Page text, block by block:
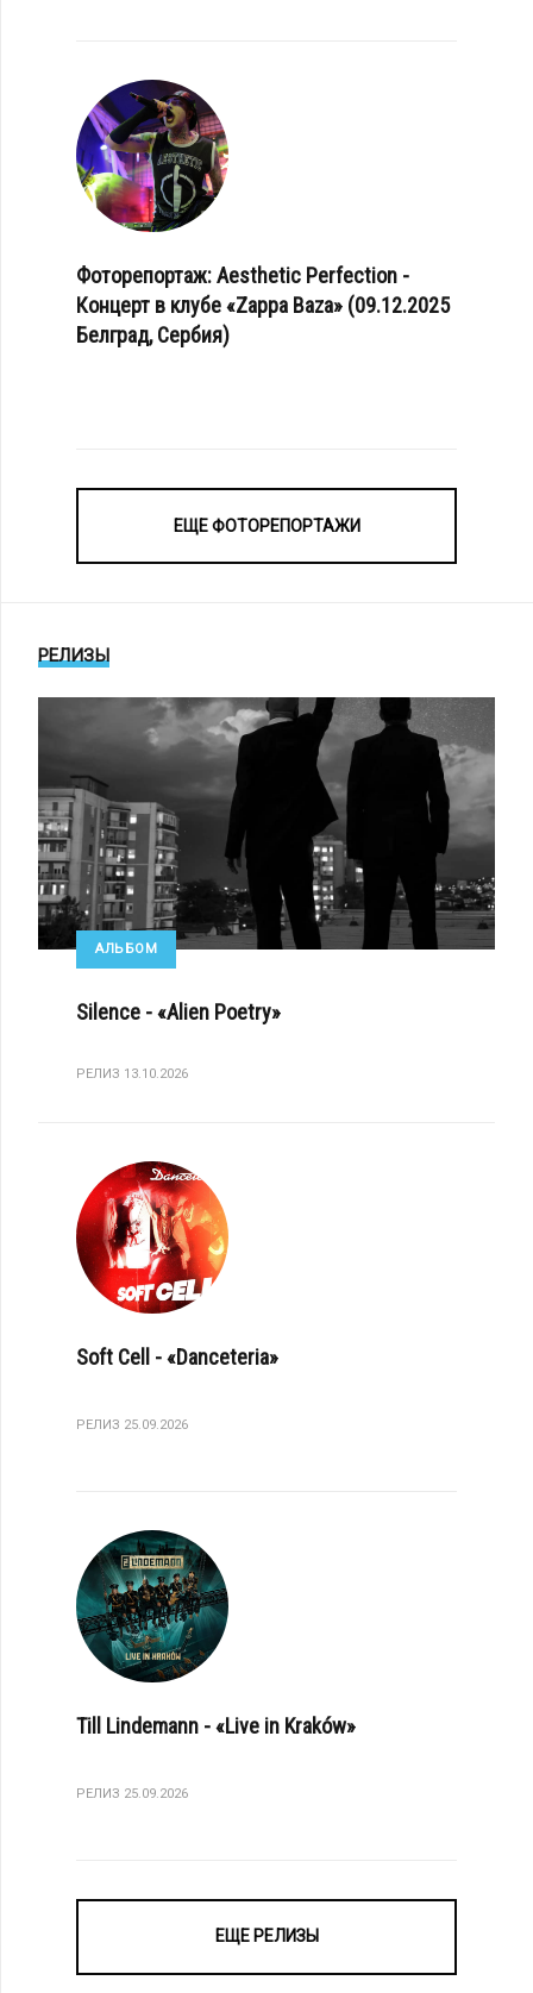
Фоторепортаж: Aesthetic Perfection -
Концерт в клубе «Zappa Baza» (09.12.2025
Белград, Сербия)
ЕЩЕ ФОТОРЕПОРТАЖИ
РЕЛИЗЫ
АЛЬБОМ
Silence - «Alien Poetry»
РЕЛИЗ 13.10.2026
Soft Cell - «Danceteria»
РЕЛИЗ 25.09.2026
Till Lindemann - «Live in Kraków»
РЕЛИЗ 25.09.2026
ЕЩЕ РЕЛИЗЫ